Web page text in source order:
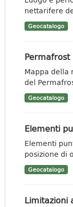
nettarifere
Geocatalogo
Permafrost
Mappa della
del
Geocatalogo
Elementi
Elementi
posizione di
Geocatalogo
Limitazioni